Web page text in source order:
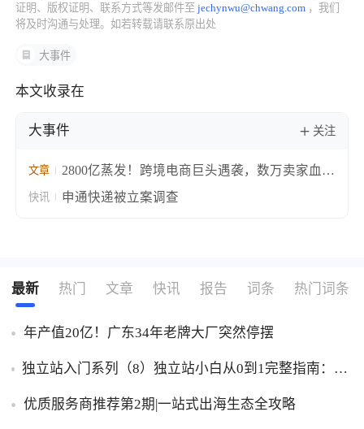
证明、版权证明、联系方式等发邮件至jechynwu@chwang.com ，我们
将及时沟通与处理。如若转载请联系原出处
大事件
本文收录在
大事件 关注
文章
2800亿蒸发！跨境电商巨头遇袭，数万卖家血本
无归
快讯 申通快递被立案调查
最新 热门 文章 快讯 报告 词条 热门词条
年产值20亿！广东34年老牌大厂突然停摆
独立站入门系列（8）独立站小白从0到1完整指南：建
优质服务商推荐第2期|一站式出海生态全攻略